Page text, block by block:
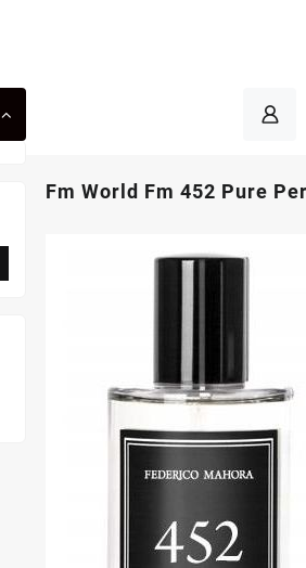
Fm World Fm 452 Pure